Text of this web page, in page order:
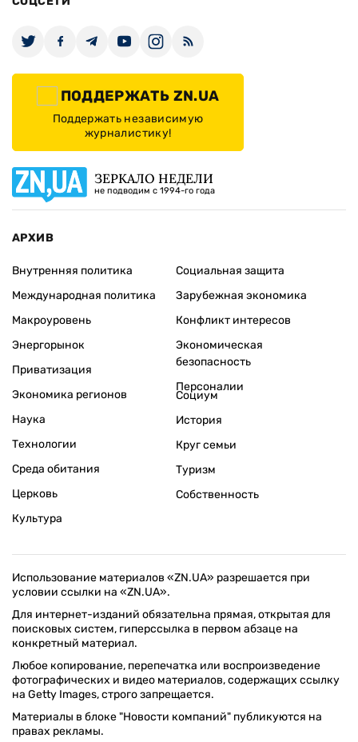
ПОДДЕРЖАТЬ ZN.UA
Поддержать независимую
журналистику!
ЗЕРКАЛО НЕДЕЛИ
не подводим с 1994-го года
АРХИВ
Внутренняя политика
Международная политика
Макроуровень
Энергорынок
Приватизация
Экономика регионов
Социальная защита
Зарубежная экономика
Конфликт интересов
Экономическая
безопасность
Персоналии
Наука
Технологии
Среда обитания
Церковь
Культура
Социум
История
Круг семьи
Туризм
Собственность
Использование материалов «ZN.UA» разрешается при
условии ссылки на «ZN.UA».
Для интернет-изданий обязательна прямая, открытая для
поисковых систем, гиперссылка в первом абзаце на
конкретный материал.
Любое копирование, перепечатка или воспроизведение
фотографических и видео материалов, содержащих ссылку
на Getty Images, строго запрещается.
Материалы в блоке "Новости компаний" публикуются на
правах рекламы.